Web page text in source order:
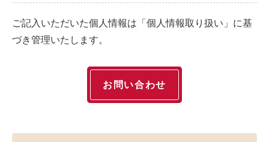
ご記入いただいた個人情報は「 個人情報取り扱い 」に基
づき管理いたします。